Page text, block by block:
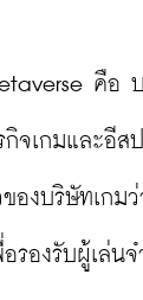
คือ
กิจเกมและอี
องบริษัทเกม
องรับผู้เล่นจ